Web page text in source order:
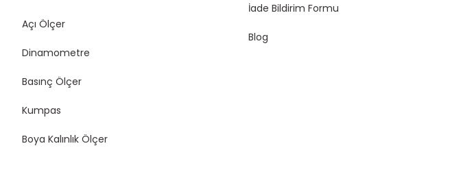
Açı Ölçer
Dinamometre
Basınç Ölçer
Kumpas
Boya Kalınlık Ölçer
İade Bildirim Formu
Blog